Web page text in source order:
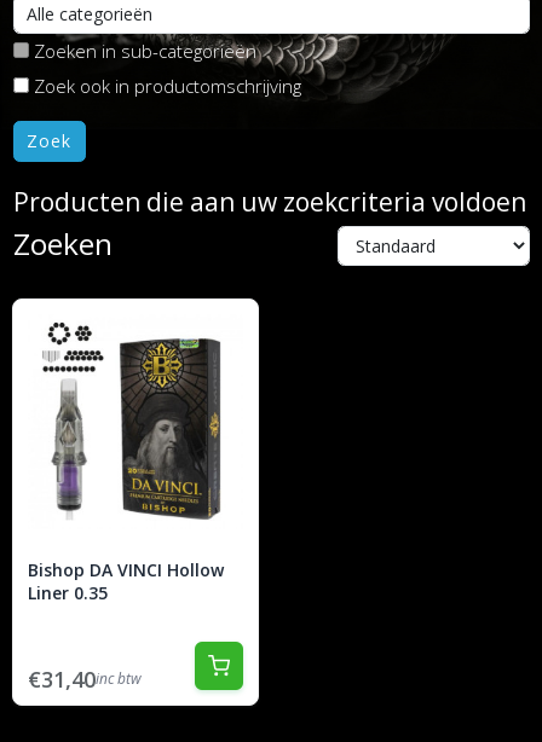
Zoeken in sub-categorieën
Zoek ook in productomschrijving
Producten die aan uw zoekcriteria voldoen
Zoeken
Bishop DA VINCI Hollow
Liner 0.35
€31,40inc btw